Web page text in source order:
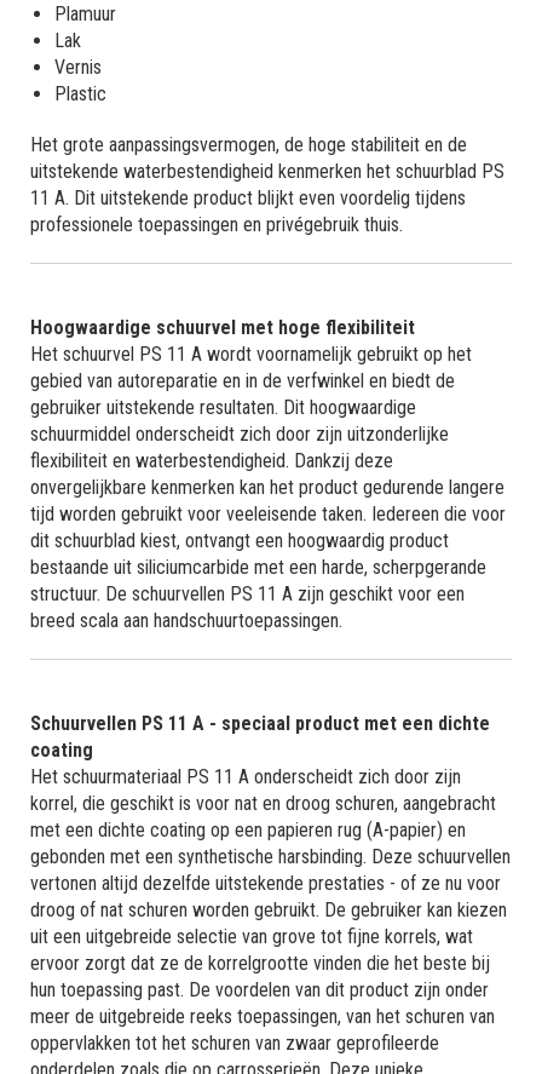
Plamuur
Lak
Vernis
Plastic
Het grote aanpassingsvermogen, de hoge stabiliteit en de
uitstekende waterbestendigheid kenmerken het schuurblad PS
11 A. Dit uitstekende product blijkt even voordelig tijdens
professionele toepassingen en privégebruik thuis.
Hoogwaardige schuurvel met hoge flexibiliteit
Het schuurvel PS 11 A wordt voornamelijk gebruikt op het
gebied van autoreparatie en in de verfwinkel en biedt de
gebruiker uitstekende resultaten. Dit hoogwaardige
schuurmiddel onderscheidt zich door zijn uitzonderlijke
flexibiliteit en waterbestendigheid. Dankzij deze
onvergelijkbare kenmerken kan het product gedurende langere
tijd worden gebruikt voor veeleisende taken. Iedereen die voor
dit schuurblad kiest, ontvangt een hoogwaardig product
bestaande uit siliciumcarbide met een harde, scherpgerande
structuur. De schuurvellen PS 11 A zijn geschikt voor een
breed scala aan handschuurtoepassingen.
Schuurvellen PS 11 A - speciaal product met een dichte
coating
Het schuurmateriaal PS 11 A onderscheidt zich door zijn
korrel, die geschikt is voor nat en droog schuren, aangebracht
met een dichte coating op een papieren rug (A-papier) en
gebonden met een synthetische harsbinding. Deze schuurvellen
vertonen altijd dezelfde uitstekende prestaties - of ze nu voor
droog of nat schuren worden gebruikt. De gebruiker kan kiezen
uit een uitgebreide selectie van grove tot fijne korrels, wat
ervoor zorgt dat ze de korrelgrootte vinden die het beste bij
hun toepassing past. De voordelen van dit product zijn onder
meer de uitgebreide reeks toepassingen, van het schuren van
oppervlakken tot het schuren van zwaar geprofileerde